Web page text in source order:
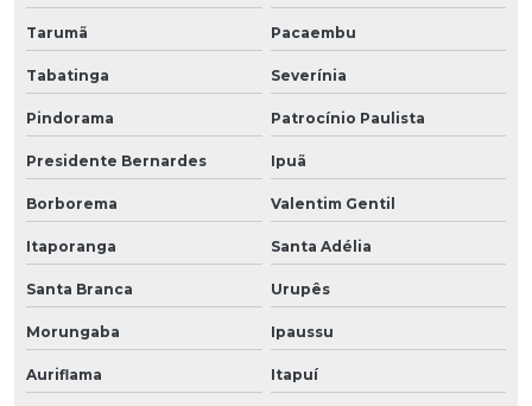
Tarumã Pacaembu
Tabatinga Severínia
Pindorama Patrocínio Paulista
Presidente Bernardes Ipuã
Borborema Valentim Gentil
Itaporanga Santa Adélia
Santa Branca Urupês
Morungaba Ipaussu
Auriflama Itapuí